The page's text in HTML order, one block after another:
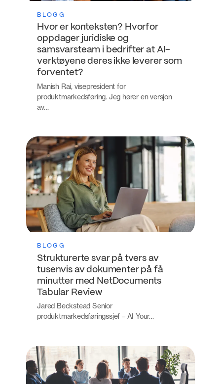
BLOGG
Hvor er konteksten? Hvorfor
oppdager juridiske og
samsvarsteam i bedrifter at AI-
verktøyene deres ikke leverer som
forventet?
Manish Rai, visepresident for
produktmarkedsføring. Jeg hører en versjon
av…
BLOGG
Strukturerte svar på tvers av
tusenvis av dokumenter på få
minutter med NetDocuments
Tabular Review
Jared Beckstead Senior
produktmarkedsføringssjef – AI Your…